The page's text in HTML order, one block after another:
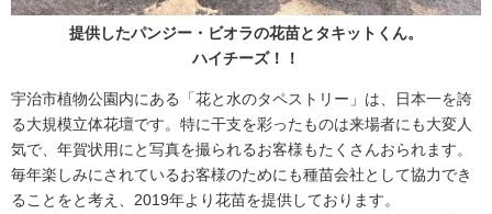
提供したパンジー・ビオラの花苗とタキットくん。
ハイチーズ！！
宇治市植物公園内にある「花と水のタペストリー」は、日本一を誇
る大規模立体花壇です。特に干支を彩ったものは来場者にも大変人
気で、年賀状用にと写真を撮られるお客様もたくさんおられます。
毎年楽しみにされているお客様のためにも種苗会社として協力でき
ることをと考え、2019年より花苗を提供しております。